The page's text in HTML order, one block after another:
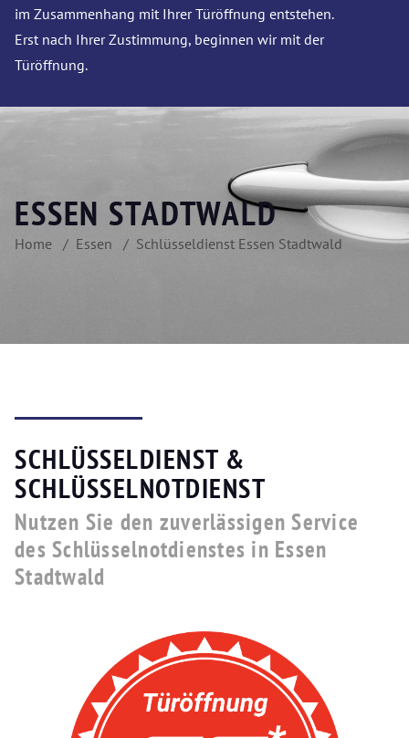
im Zusammenhang mit Ihrer Türöffnung entstehen.
Erst nach Ihrer Zustimmung, beginnen wir mit der
Türöffnung.
ESSEN STADTWALD
Home Essen Schlüsseldienst Essen Stadtwald
SCHLÜSSELDIENST &
SCHLÜSSELNOTDIENST
Nutzen Sie den zuverlässigen Service
des Schlüsselnotdienstes in Essen
Stadtwald